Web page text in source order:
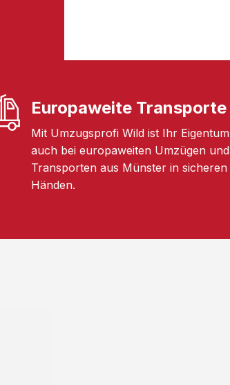
Europaweite Transporte
Mit Umzugsprofi Wild ist Ihr Eigentum
auch bei europaweiten Umzügen und
Transporten aus Münster in sicheren
Händen.